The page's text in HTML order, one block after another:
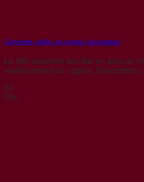
Comment vieillit un cognac d’exception
Le rôle essentiel des fûts en bois de
vieillissement du cognac d’exception
24
Déc